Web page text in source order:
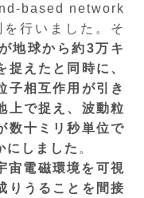
based network
行いました。そ
地球から約3万キ
捉えたと同時に、
子相互作用が引き
上で捉え、波動粒
数十ミリ秒単位で
にしました 。
宙電磁環境を可視
りうることを間接